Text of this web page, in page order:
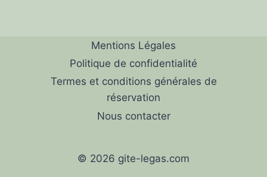
Mentions Légales
Politique de confidentialité
Termes et conditions générales de
réservation
Nous contacter
© 2026 gite-legas.com